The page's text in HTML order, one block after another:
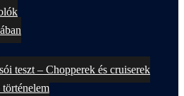
teszt – Chopperek és cruiserek